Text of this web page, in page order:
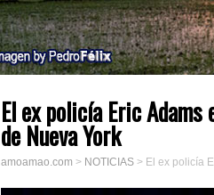
El ex policía Eric Adams
de Nueva York
amoamao.com > NOTICIAS > El ex policía